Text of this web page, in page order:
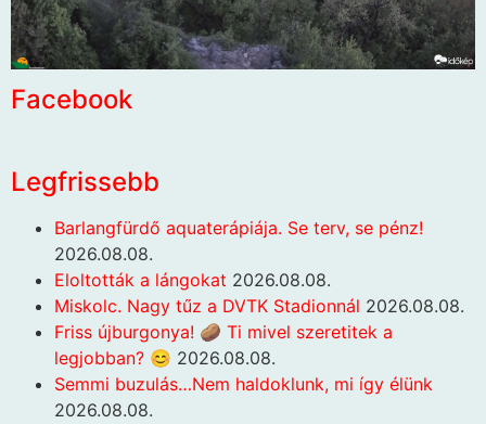
Facebook
Legfrissebb
Barlangfürdő aquaterápiája. Se terv, se pénz!
2026.08.08.
Eloltották a lángokat 2026.08.08.
Miskolc. Nagy tűz a DVTK Stadionnál 2026.08.08.
Friss újburgonya! 🥔 Ti mivel szeretitek a
legjobban? 😊 2026.08.08.
Semmi buzulás…Nem haldoklunk, mi így élünk
2026.08.08.